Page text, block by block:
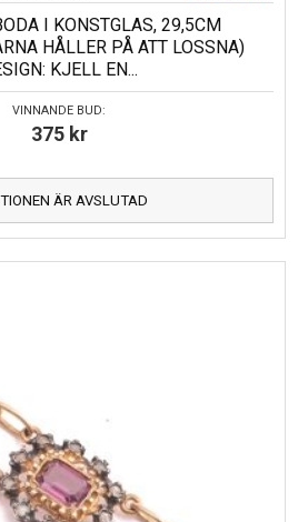
I KONSTGLAS, 29,5CM
HÅLLER PÅ ATT LOSSNA)
KJELL EN...
VINNANDE BUD:
375 kr
ÄR AVSLUTAD